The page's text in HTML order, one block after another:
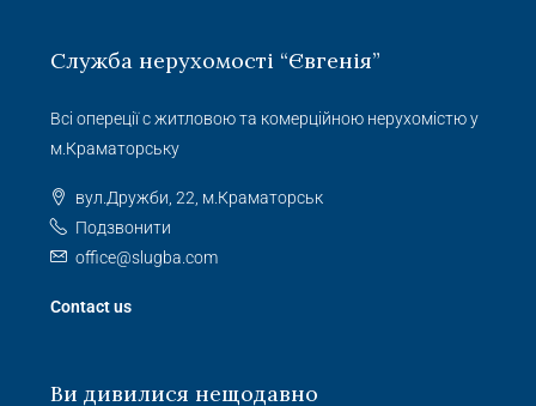
Служба нерухомості “Євгенія”
Всі опереції с житловою та комерційною нерухомістю у
м.Краматорську
вул.Дружби, 22, м.Краматорськ
Подзвонити
office@slugba.com
Contact us
Ви дивилися нещодавно